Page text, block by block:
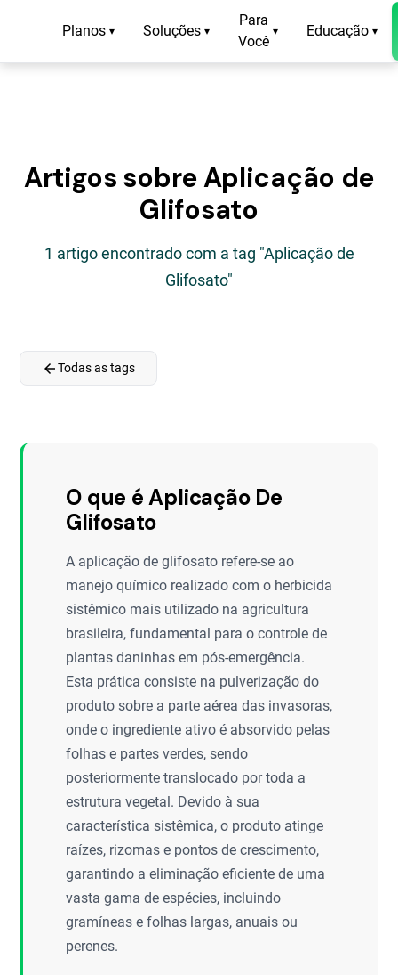
Planos ▾ Soluções ▾
Para
Você
▾ Educação ▾
Artigos sobre Aplicação de
Glifosato
1 artigo encontrado com a tag "Aplicação de
Glifosato"
arrow_backTodas as tags
O que é Aplicação De
Glifosato
A aplicação de glifosato refere-se ao
manejo químico realizado com o herbicida
sistêmico mais utilizado na agricultura
brasileira, fundamental para o controle de
plantas daninhas em pós-emergência.
Esta prática consiste na pulverização do
produto sobre a parte aérea das invasoras,
onde o ingrediente ativo é absorvido pelas
folhas e partes verdes, sendo
posteriormente translocado por toda a
estrutura vegetal. Devido à sua
característica sistêmica, o produto atinge
raízes, rizomas e pontos de crescimento,
garantindo a eliminação eficiente de uma
vasta gama de espécies, incluindo
gramíneas e folhas largas, anuais ou
perenes.